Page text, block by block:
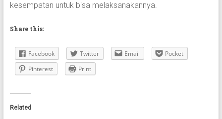
kesempatan untuk bisa melaksanakannya.
Share this:
Facebook Twitter Email
Pocket
Pinterest
Print
Related